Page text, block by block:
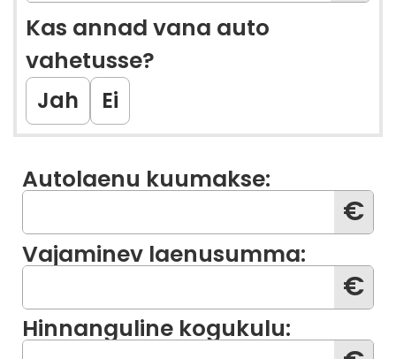
Kas annad vana auto
vahetusse?
Jah Ei
Autolaenu kuumakse:
€
Vajaminev laenusumma:
€
Hinnanguline kogukulu: